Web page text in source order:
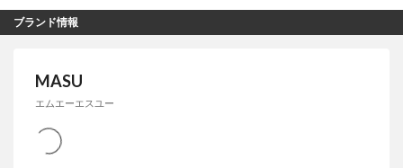
ブランド情報
MASU
エムエーエスユー